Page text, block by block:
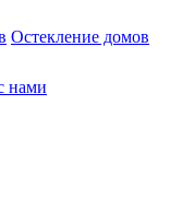
Остекление домов
нами